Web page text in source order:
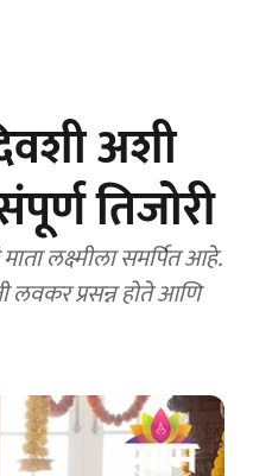
अशी
तिजोरी
लक्ष्मीला समर्पित आहे.
लवकर प्रसन्न होते आणि